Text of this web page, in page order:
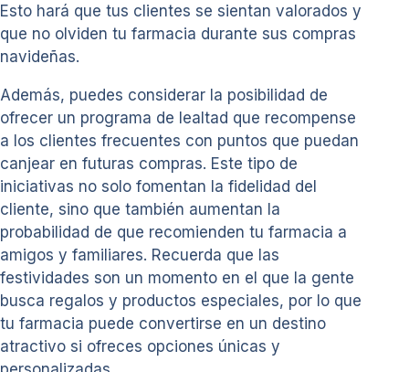
Esto hará que tus clientes se sientan valorados y
que no olviden tu farmacia durante sus compras
navideñas.
Además, puedes considerar la posibilidad de
ofrecer un programa de lealtad que recompense
a los clientes frecuentes con puntos que puedan
canjear en futuras compras. Este tipo de
iniciativas no solo fomentan la fidelidad del
cliente, sino que también aumentan la
probabilidad de que recomienden tu farmacia a
amigos y familiares. Recuerda que las
festividades son un momento en el que la gente
busca regalos y productos especiales, por lo que
tu farmacia puede convertirse en un destino
atractivo si ofreces opciones únicas y